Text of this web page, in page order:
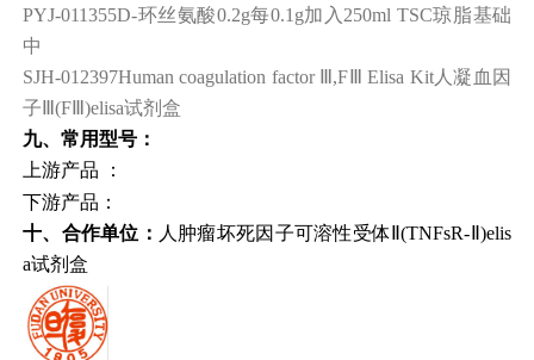
PYJ-011355D-环丝氨酸0.2g每0.1g加入 250ml TSC琼脂基础
中
SJH-012397Human coagulation factor Ⅲ,FⅢ Elisa Kit人凝血因
子 Ⅲ(FⅢ)elisa试剂盒
九、 常用型号：
上游产品 ：
下游产品：
十、 合作单位： 人肿瘤坏死因子可溶性受体Ⅱ(TNFsR-Ⅱ)elis
a试剂盒